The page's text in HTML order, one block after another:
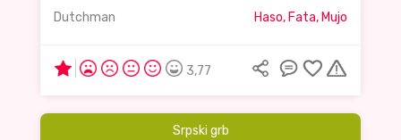
Dutchman Haso, Fata, Mujo
3,77
Srpski grb